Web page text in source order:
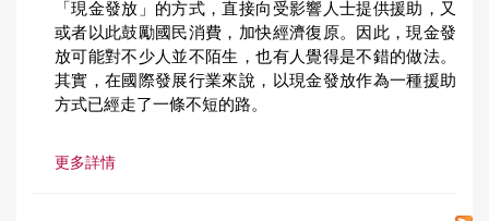
「現金發放」的方式，直接向受影響人士提供援助，又
或者以此鼓勵國民消費，加快經濟復原。因此，現金發
放可能對不少人並不陌生，也有人覺得是不錯的做法。
其實，在國際發展行業來說，以現金發放作為一種援助
方式已經走了一條不短的路。
更多詳情